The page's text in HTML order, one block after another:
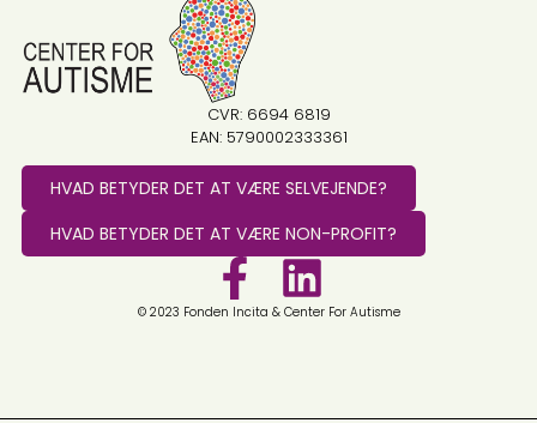
CVR: 6694 6819
EAN: 5790002333361
HVAD BETYDER DET AT VÆRE SELVEJENDE?
HVAD BETYDER DET AT VÆRE NON-PROFIT?
© 2023 Fonden Incita & Center For Autisme